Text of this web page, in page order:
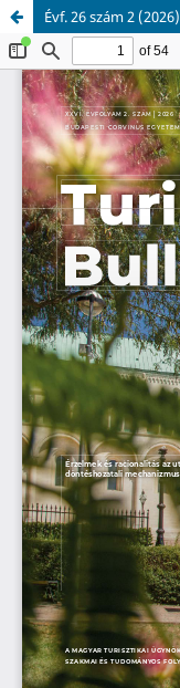
Évf. 26 szám 2 (2026)